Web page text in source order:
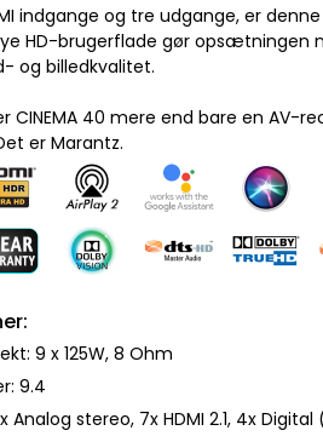
indgange og tre udgange, er
HD-brugerflade gør opsætningen
og billedkvalitet.
CINEMA 40 mere end bare en AV-
er Marantz.
9 x 125W, 8 Ohm
9.4
Analog stereo, 7x HDMI 2.1, 4x Digital